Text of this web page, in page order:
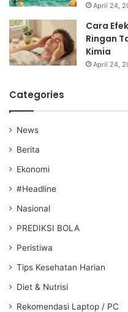
April 24,
Cara
Ringan
Kimia
April 24,
Categories
News
Berita
Ekonomi
#Headline
Nasional
PREDIKSI BOLA
Peristiwa
Tips Kesehatan Harian
Diet & Nutrisi
Rekomendasi Laptop / PC